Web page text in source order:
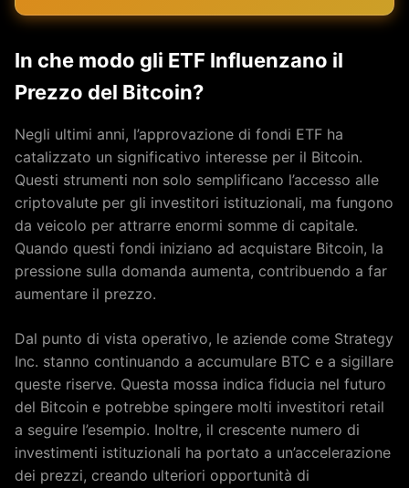
In che modo gli ETF Influenzano il
Prezzo del Bitcoin?
Negli ultimi anni, l’approvazione di fondi ETF ha
catalizzato un significativo interesse per il Bitcoin.
Questi strumenti non solo semplificano l’accesso alle
criptovalute per gli investitori istituzionali, ma fungono
da veicolo per attrarre enormi somme di capitale.
Quando questi fondi iniziano ad acquistare Bitcoin, la
pressione sulla domanda aumenta, contribuendo a far
aumentare il prezzo.
Dal punto di vista operativo, le aziende come Strategy
Inc. stanno continuando a accumulare BTC e a sigillare
queste riserve. Questa mossa indica fiducia nel futuro
del Bitcoin e potrebbe spingere molti investitori retail
a seguire l’esempio. Inoltre, il crescente numero di
investimenti istituzionali ha portato a un’accelerazione
dei prezzi, creando ulteriori opportunità di